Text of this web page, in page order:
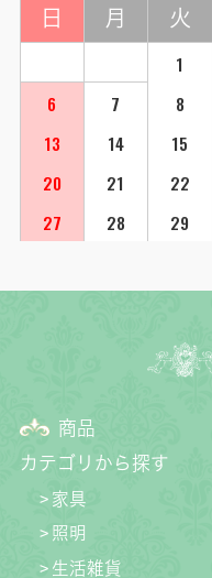
日 月 火
1
6
7 8
13
14 15
20
21 22
27
28 29
商品
カテゴリから探す
家具
照明
生活雑貨